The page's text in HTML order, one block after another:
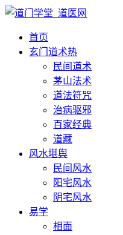
首页
玄门道术热
民间道术
茅山法术
道法符咒
治病驱邪
百家经典
道藏
风水堪舆
民间风水
阳宅风水
阴宅风水
易学
相面